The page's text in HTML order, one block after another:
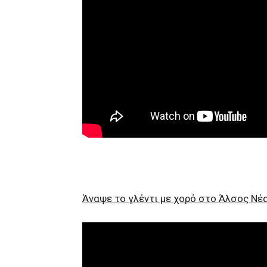
Άναψε το γλέντι με χορό στο Άλσος